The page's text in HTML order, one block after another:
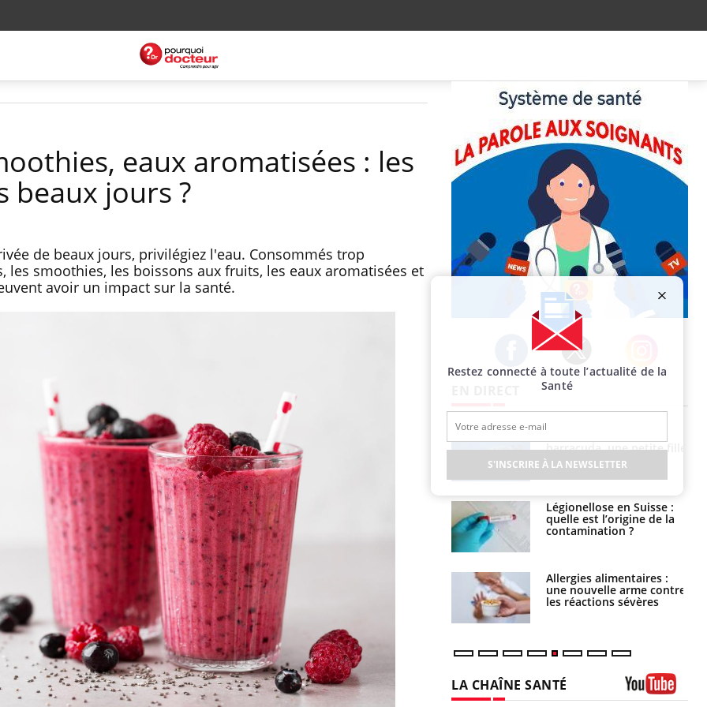
eaux aromatisées : les
beaux jours ?
de beaux jours, privilégiez l'eau. Consommés trop
les smoothies, les boissons aux fruits, les eaux aromatisées et
avoir un impact sur la santé.
Facebook Twitter Instagram
Fortes chaleurs :
pourquoi le risque de
noyade grimpe-t-il ?
Le Viagra pourrait-il
freiner la propagation du
cancer ?
Pourquoi manger moins
de protéines pourrait
finalement être bénéfique
barracuda, une petite fille
secourue grâce à un
réflexe essentiel
Légionellose en Suisse :
quelle est l’origine de la
contamination ?
Allergies alimentaires :
une nouvelle arme contre
les réactions sévères
Restez connecté à toute l’actualité de la
Santé
S'INSCRIRE À LA NEWSLETTER